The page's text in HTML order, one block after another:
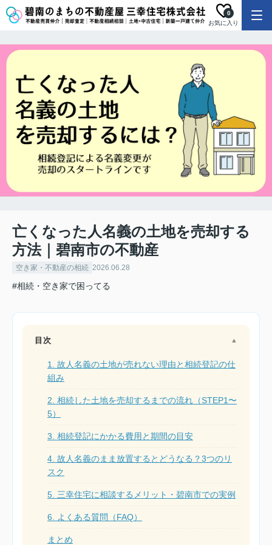
お気に入り
0
亡くなった人名義の土地を売却する
方法｜碧南市の不動産
空き家・不動産の相続 2026.06.28
#相続・空き家で困ってる
目次 ▲
1. 故人名義の土地が売れない理由と相続登記の仕
組み
2. 相続した土地を売却するまでの流れ（STEP1〜
5）
3. 相続登記にかかる費用と期間の目安
4. 故人名義のまま放置するとどうなる？3つのリ
スク
5. 三幸住宅に相談するメリット・碧南市での実例
6. よくある質問（FAQ）
まとめ